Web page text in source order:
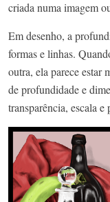
criada numa imagem
Em desenho, a
formas e linhas.
outra, ela parece estar
de profundidade e
transparência, escala e